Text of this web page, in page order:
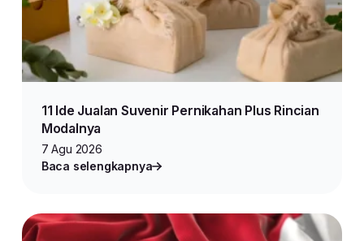
11 Ide Jualan Suvenir Pernikahan Plus Rincian
Modalnya
7 Agu 2026
Baca selengkapnya